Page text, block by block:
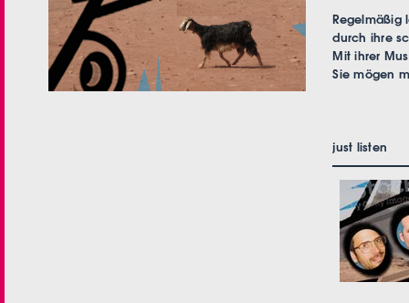
Regelmäßig
durch ihre
Mit ihrer
Sie mögen
just listen